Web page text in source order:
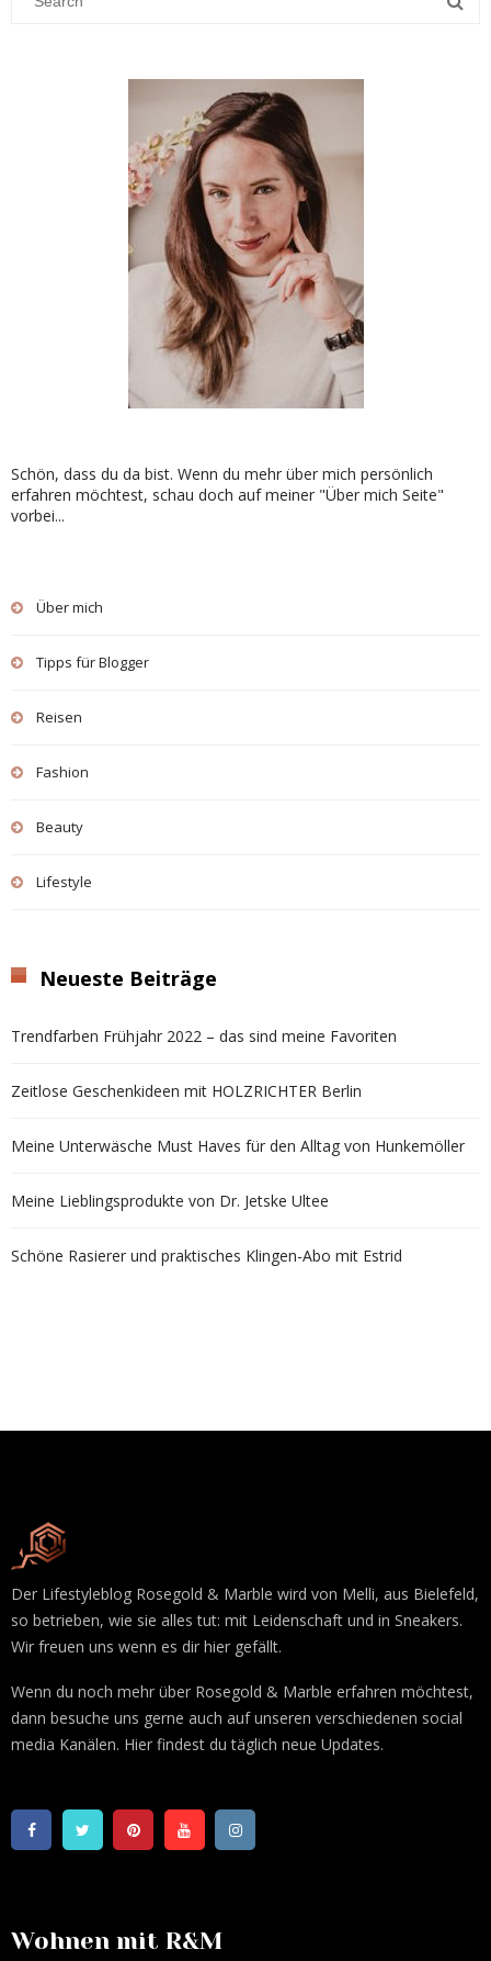
Schön, dass du da bist. Wenn du mehr über mich persönlich
erfahren möchtest, schau doch auf meiner "Über mich Seite"
vorbei...
Über mich
Tipps für Blogger
Reisen
Fashion
Beauty
Lifestyle
Neueste Beiträge
Trendfarben Frühjahr 2022 – das sind meine Favoriten
Zeitlose Geschenkideen mit HOLZRICHTER Berlin
Meine Unterwäsche Must Haves für den Alltag von Hunkemöller
Meine Lieblingsprodukte von Dr. Jetske Ultee
Schöne Rasierer und praktisches Klingen-Abo mit Estrid
Der Lifestyleblog Rosegold & Marble wird von Melli, aus Bielefeld,
so betrieben, wie sie alles tut: mit Leidenschaft und in Sneakers.
Wir freuen uns wenn es dir hier gefällt.
Wenn du noch mehr über Rosegold & Marble erfahren möchtest,
dann besuche uns gerne auch auf unseren verschiedenen social
media Kanälen. Hier findest du täglich neue Updates.
Wohnen mit R&M